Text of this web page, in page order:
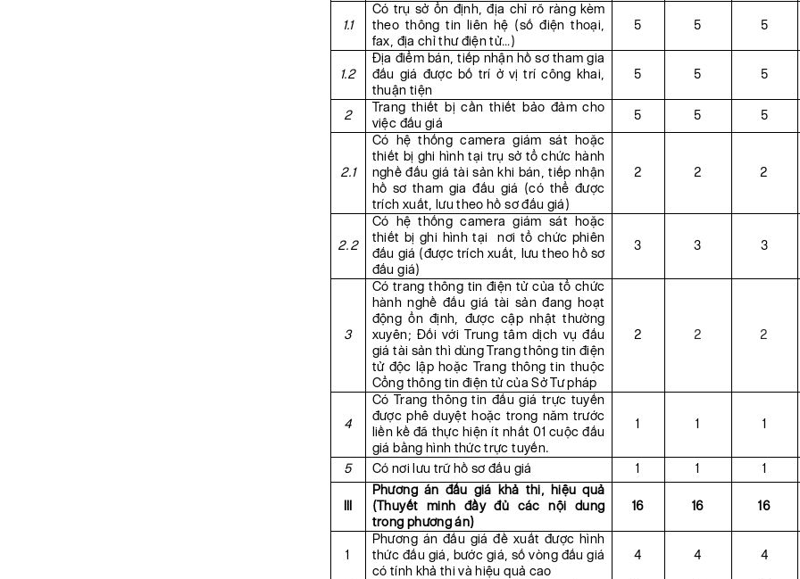
1.1
Có trụ sở ổn định, địa chỉ rõ ràng kèm
theo thông tin liên hệ (số điện thoại,
fax, địa chỉ thư điện tử…)
5 5 5
1.2
Địa điểm bán, tiếp nhận hồ sơ tham gia
đấu giá được bố trí ở vị trí công khai,
thuận tiện
5 5 5
2
Trang thiết bị cần thiết bảo đảm cho
việc đấu giá
5 5 5
2.1
Có hệ thống camera giám sát hoặc
thiết bị ghi hình tại trụ sở tổ chức hành
nghề đấu giá tài sản khi bán, tiếp nhận
hồ sơ tham gia đấu giá (có thể được
trích xuất, lưu theo hồ sơ đấu giá)
2 2 2
2.2
Có hệ thống camera giám sát hoặc
thiết bị ghi hình tại nơi tổ chức phiên
đấu giá (được trích xuất, lưu theo hồ sơ
đấu giá)
3 3 3
3
Có trang thông tin điện tử của tổ chức
hành nghề đấu giá tài sản đang hoạt
động ổn định, được cập nhật thường
xuyên; Đối với Trung tâm dịch vụ đấu
giá tài sản thì dùng Trang thông tin điện
tử độc lập hoặc Trang thông tin thuộc
Cổng thông tin điện tử của Sở Tư pháp
2 2 2
4
Có Trang thông tin đấu giá trực tuyến
được phê duyệt hoặc trong năm trước
liền kề đã thực hiện ít nhất 01 cuộc đấu
giá bằng hình thức trực tuyến.
1 1 1
5 Có nơi lưu trữ hồ sơ đấu giá 1 1 1
Phương án đấu giá khả thi, hiệu quả
(Thuyết minh đầy đủ các nội dung
trong phương án)
16 16 16
1
Phương án đấu giá đề xuất được hình
thức đấu giá, bước giá, số vòng đấu giá
có tính khả thi và hiệu quả cao
4 4 4